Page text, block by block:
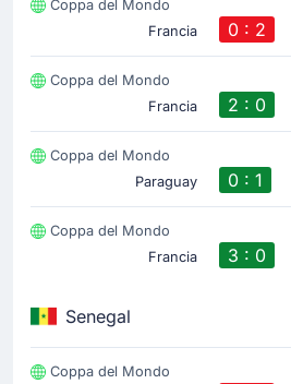
Coppa del Mondo
Francia
0 : 2
Coppa del Mondo
Francia
2 : 0
Coppa del Mondo
Paraguay
0 : 1
Coppa del Mondo
Francia
3 : 0
Senegal
Coppa del Mondo